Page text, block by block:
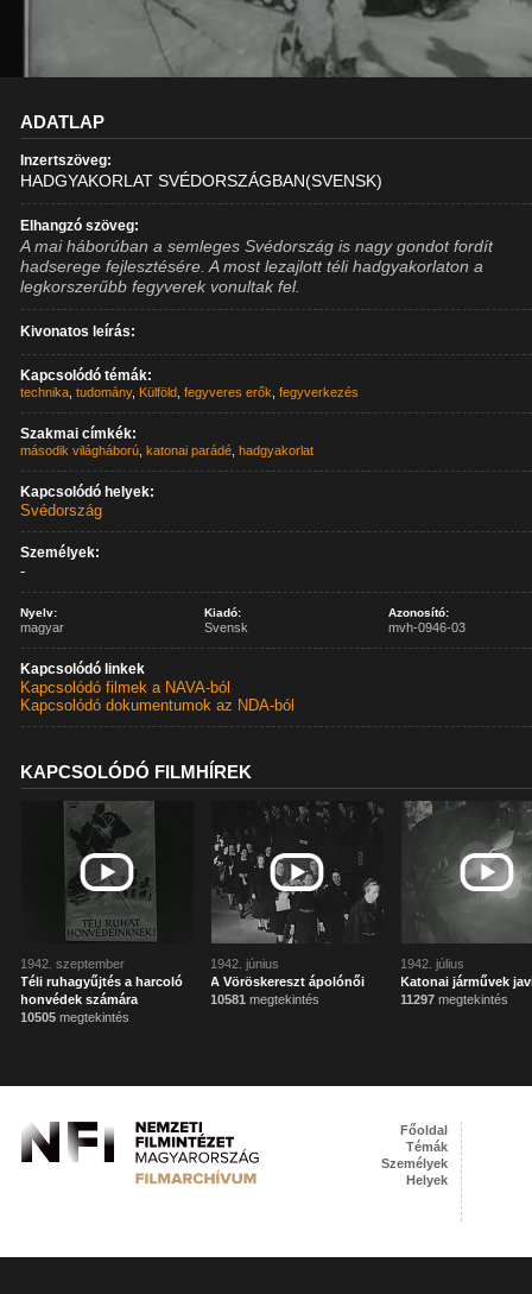
ADATLAP
Inzertszöveg:
HADGYAKORLAT SVÉDORSZÁGBAN(SVENSK)
Elhangzó szöveg:
A mai háborúban a semleges Svédország is nagy gondot fordít
hadserege fejlesztésére. A most lezajlott téli hadgyakorlaton a
legkorszerűbb fegyverek vonultak fel.
Kivonatos leírás:
Kapcsolódó témák:
technika ,tudomány, Külföld ,fegyveres erők ,fegyverkezés
Szakmai címkék:
második világháború ,katonai parádé ,hadgyakorlat
Kapcsolódó helyek:
Svédország
Személyek:
-
Nyelv:
magyar
Kiadó:
Svensk
Azonosító:
mvh-0946-03
Kapcsolódó linkek
Kapcsolódó filmek a NAVA-ból
Kapcsolódó dokumentumok az NDA-ból
KAPCSOLÓDÓ FILMHÍREK
1942. szeptember
Téli ruhagyűjtés a harcoló
honvédek számára
10505 megtekintés
1942. június
A Vöröskereszt ápolónői
10581 megtekintés
1942. július
Katonai járművek
11297 megtekintés
Főoldal
Témák
Személyek
Helyek